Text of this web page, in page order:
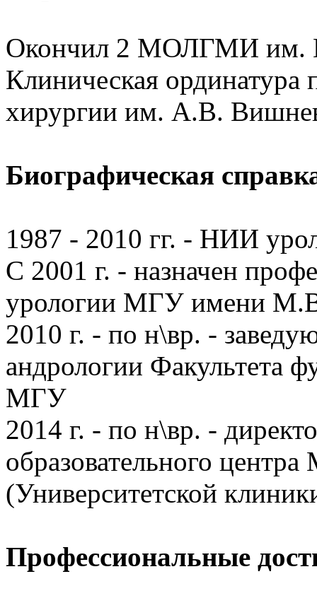
Окончил 2 МОЛГМИ им.
Клиническая ординатура
хирургии им. А.В.
Биографическая
1987 - 2010 гг. - НИИ
С 2001 г. - назначен
урологии МГУ имени
2010 г. - по н\вр. -
андрологии Факультета
МГУ
2014 г. - по н\вр. -
образовательного
(Университетской
Профессиональные